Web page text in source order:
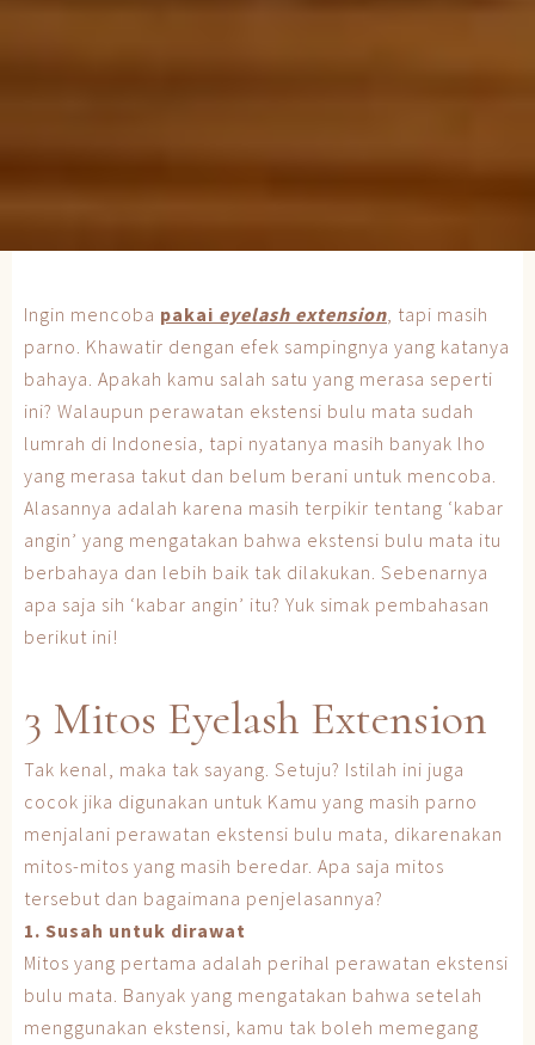
Ingin mencoba pakai eyelash extension , tapi masih
parno. Khawatir dengan efek sampingnya yang katanya
bahaya. Apakah kamu salah satu yang merasa seperti
ini? Walaupun perawatan ekstensi bulu mata sudah
lumrah di Indonesia, tapi nyatanya masih banyak lho
yang merasa takut dan belum berani untuk mencoba.
Alasannya adalah karena masih terpikir tentang ‘kabar
angin’ yang mengatakan bahwa ekstensi bulu mata itu
berbahaya dan lebih baik tak dilakukan. Sebenarnya
apa saja sih ‘kabar angin’ itu? Yuk simak pembahasan
berikut ini!
3 Mitos Eyelash Extension
Tak kenal, maka tak sayang. Setuju? Istilah ini juga
cocok jika digunakan untuk Kamu yang masih parno
menjalani perawatan ekstensi bulu mata, dikarenakan
mitos-mitos yang masih beredar. Apa saja mitos
tersebut dan bagaimana penjelasannya?
1. Susah untuk dirawat
Mitos yang pertama adalah perihal perawatan ekstensi
bulu mata. Banyak yang mengatakan bahwa setelah
menggunakan ekstensi, kamu tak boleh memegang